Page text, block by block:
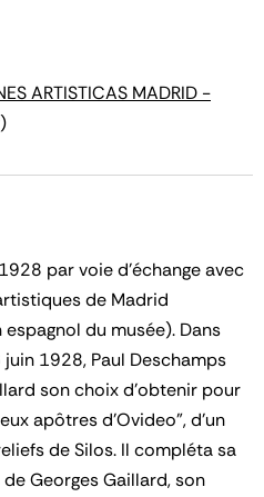
ARTISTICAS MADRID -
par voie d'échange avec
de Madrid
du musée). Dans
1928, Paul Deschamps
son choix d'obtenir pour
apôtres d'Ovideo", d'un
de Silos. Il compléta sa
Georges Gaillard, son